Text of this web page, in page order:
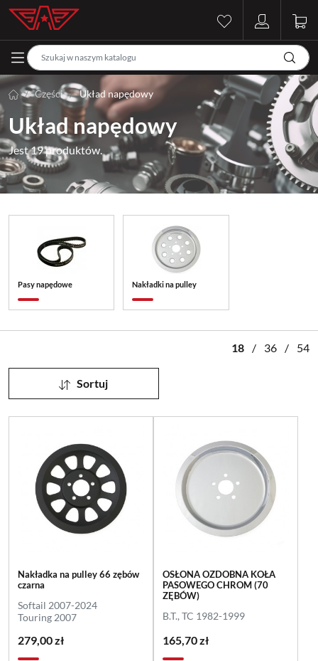
Części Układ napędowy
Układ napędowy
Jest 19 produktów.
Pasy napędowe Nakładki na pulley
18 / 36 / 54
Sortuj
Nakładka na pulley 66 zębów
czarna
Softail 2007-2024
Touring 2007
279,00 zł
OSŁONA OZDOBNA KOŁA
PASOWEGO CHROM (70
ZĘBÓW)
B.T., TC 1982-1999
165,70 zł